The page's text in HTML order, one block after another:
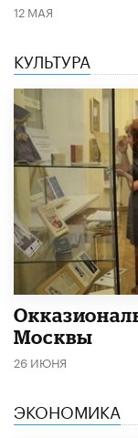
12 МАЯ
КУЛЬТУРА
Москвы
26 ИЮНЯ
ЭКОНОМИКА